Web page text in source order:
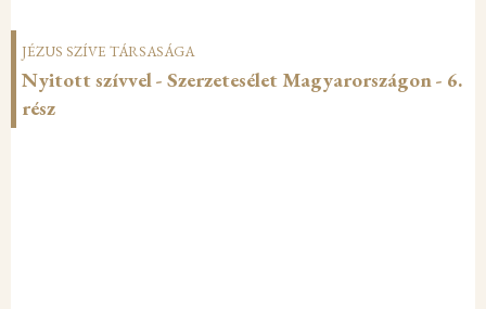
JÉZUS SZÍVE TÁRSASÁGA
Nyitott szívvel - Szerzetesélet Magyarországon - 6.
rész